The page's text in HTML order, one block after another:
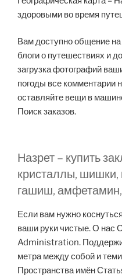
здоровыми во время
Вам доступно общение
блоги о путешествиях и
загрузка фотографий
погоды все комментарии
оставляйте вещи в
Поиск заказов.
Назрет – купить
кристаллы, шишки,
гашиш,
Если вам нужно
ваши руки чистые. О нас
Administration.
метра между собой и
Пространства имён